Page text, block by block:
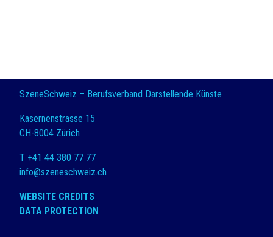
SzeneSchweiz – Berufsverband Darstellende Künste
Kasernenstrasse 15
CH-8004 Zürich
T +41 44 380 77 77
info@szeneschweiz.ch
WEBSITE CREDITS
DATA PROTECTION